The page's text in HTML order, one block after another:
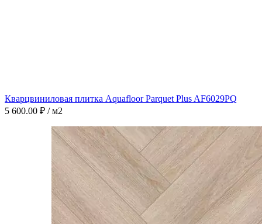
Кварцвиниловая плитка Aquafloor Parquet Plus AF6029PQ
5 600.00 ₽ / м2